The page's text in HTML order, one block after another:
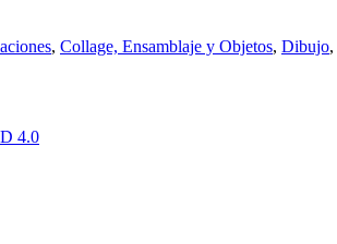
, Collage, Ensamblaje y Objetos, Dibujo,
4.0